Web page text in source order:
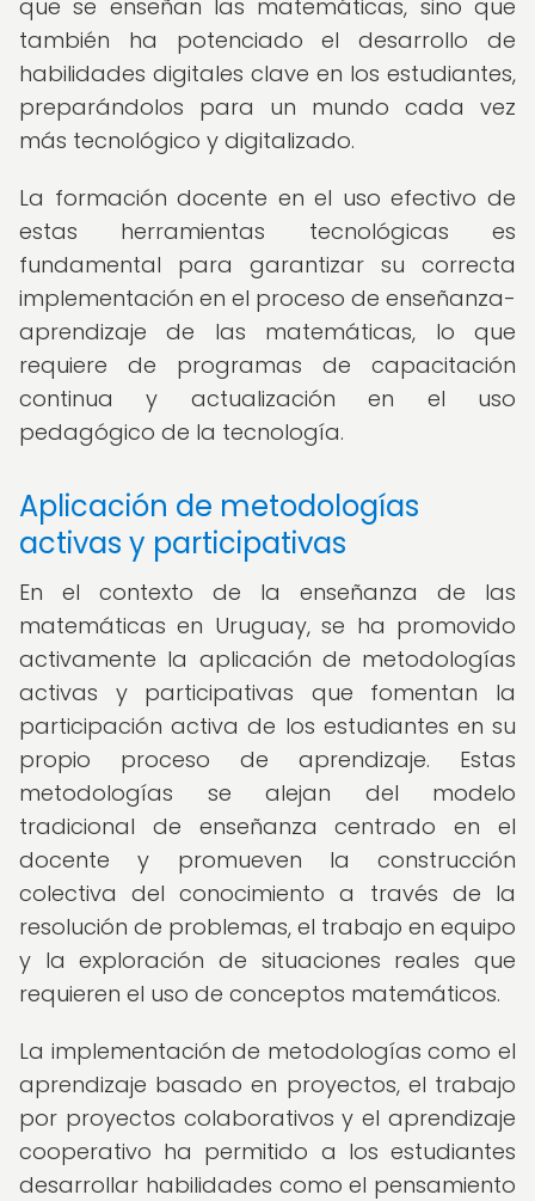
que se enseñan las matemáticas, sino que
también ha potenciado el desarrollo de
habilidades digitales clave en los estudiantes,
preparándolos para un mundo cada vez
más tecnológico y digitalizado.
La formación docente en el uso efectivo de
estas herramientas tecnológicas es
fundamental para garantizar su correcta
implementación en el proceso de enseñanza-
aprendizaje de las matemáticas, lo que
requiere de programas de capacitación
continua y actualización en el uso
pedagógico de la tecnología.
Aplicación de metodologías
activas y participativas
En el contexto de la enseñanza de las
matemáticas en Uruguay, se ha promovido
activamente la aplicación de metodologías
activas y participativas que fomentan la
participación activa de los estudiantes en su
propio proceso de aprendizaje. Estas
metodologías se alejan del modelo
tradicional de enseñanza centrado en el
docente y promueven la construcción
colectiva del conocimiento a través de la
resolución de problemas, el trabajo en equipo
y la exploración de situaciones reales que
requieren el uso de conceptos matemáticos.
La implementación de metodologías como el
aprendizaje basado en proyectos, el trabajo
por proyectos colaborativos y el aprendizaje
cooperativo ha permitido a los estudiantes
desarrollar habilidades como el pensamiento